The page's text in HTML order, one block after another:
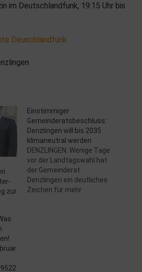
im Deutschlandfunk, 19:15 Uhr bis
Deuschlandfunk
zur
Einstimmiger
Gemeinderatsbeschluss:
Denzlingen will bis 2035
klimaneutral werden
DENZLINGEN. Wenige Tage
vor der Landtagswahl hat
der Gemeinderat
Denzlingen ein deutliches
Zeichen für mehr